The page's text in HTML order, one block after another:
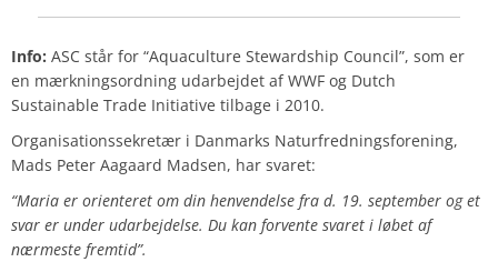
Info: ASC står for “Aquaculture Stewardship Council”, som er
en mærkningsordning udarbejdet af WWF og Dutch
Sustainable Trade Initiative tilbage i 2010.
Organisationssekretær i Danmarks Naturfredningsforening,
Mads Peter Aagaard Madsen, har svaret:
“Maria er orienteret om din henvendelse fra d. 19. september og et
svar er under udarbejdelse. Du kan forvente svaret i løbet af
nærmeste fremtid”.